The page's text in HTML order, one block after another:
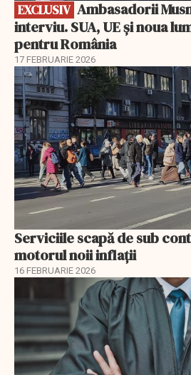
EXCLUSIV
interviu. SUA, UE și noua
pentru România
17 FEBRUARIE 2026
Serviciile scapă de sub
motorul noii inflații
16 FEBRUARIE 2026